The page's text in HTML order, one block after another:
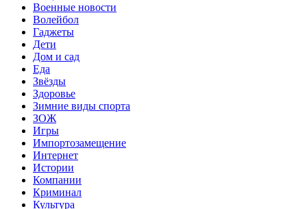
Военные новости
Волейбол
Гаджеты
Дети
Дом и сад
Еда
Звёзды
Здоровье
Зимние виды спорта
ЗОЖ
Игры
Импортозамещение
Интернет
Истории
Компании
Криминал
Культура